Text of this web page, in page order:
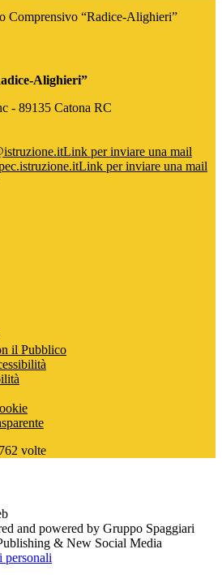
Comprensivo “Radice-Alighieri”
Alighieri”
- 89135 Catona RC
Link per inviare una mail
Link per inviare una mail
il Pubblico
762 volte
and powered by Gruppo Spaggiari
& New Social Media
personali